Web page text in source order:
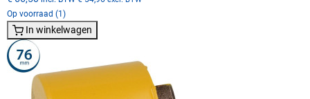
Op voorraad (1)
In winkelwagen